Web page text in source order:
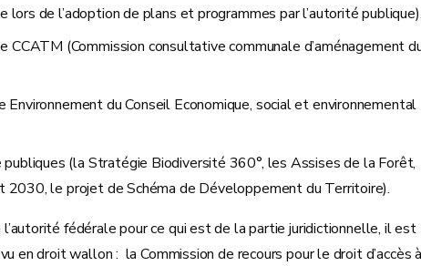
lors de l’adoption de plans et programmes par l’autorité
(Commission consultative communale d’aménagement
du Conseil Economique, social et environnemental
(la Stratégie Biodiversité 360°, les Assises de la Forêt,
le projet de Schéma de Développement du Territoire).
fédérale pour ce qui est de la partie juridictionnelle, il est
en droit wallon : la Commission de recours pour le droit d’accès à